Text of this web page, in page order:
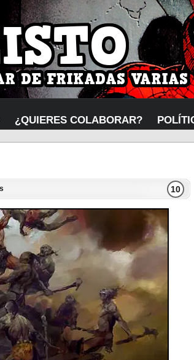
¿QUIERES COLABORAR?
10